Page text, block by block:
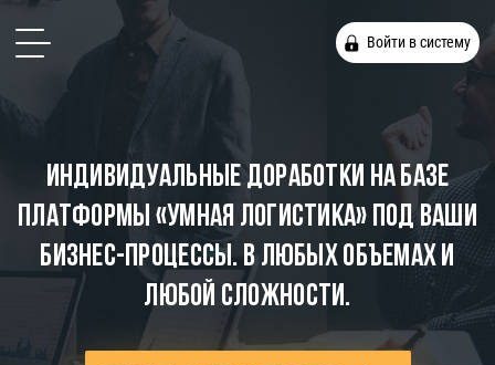
Войти в систему
индивидуальные доработки на базе
платформы «Умная Логистика» под ваши
бизнес-процессы. в любых объемах и
любой сложности.